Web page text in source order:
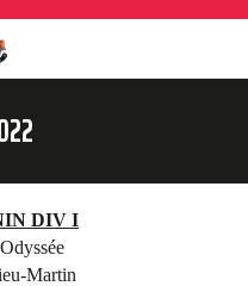
DIV I
Martin